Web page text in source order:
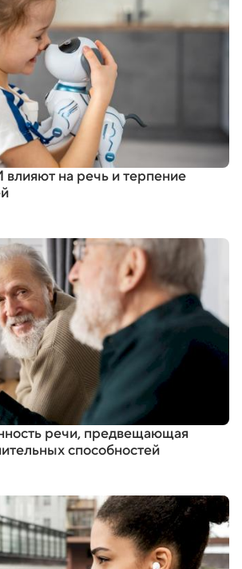
на речь и терпение
речи,предвещающая
способностей